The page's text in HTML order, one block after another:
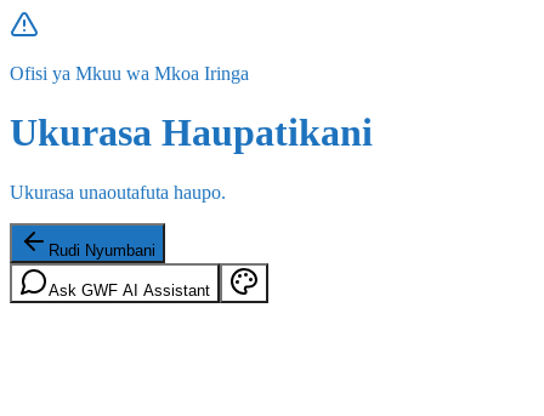
Ofisi ya Mkuu wa Mkoa Iringa
Ukurasa Haupatikani
Ukurasa unaoutafuta haupo.
Rudi Nyumbani
Ask GWF AI Assistant